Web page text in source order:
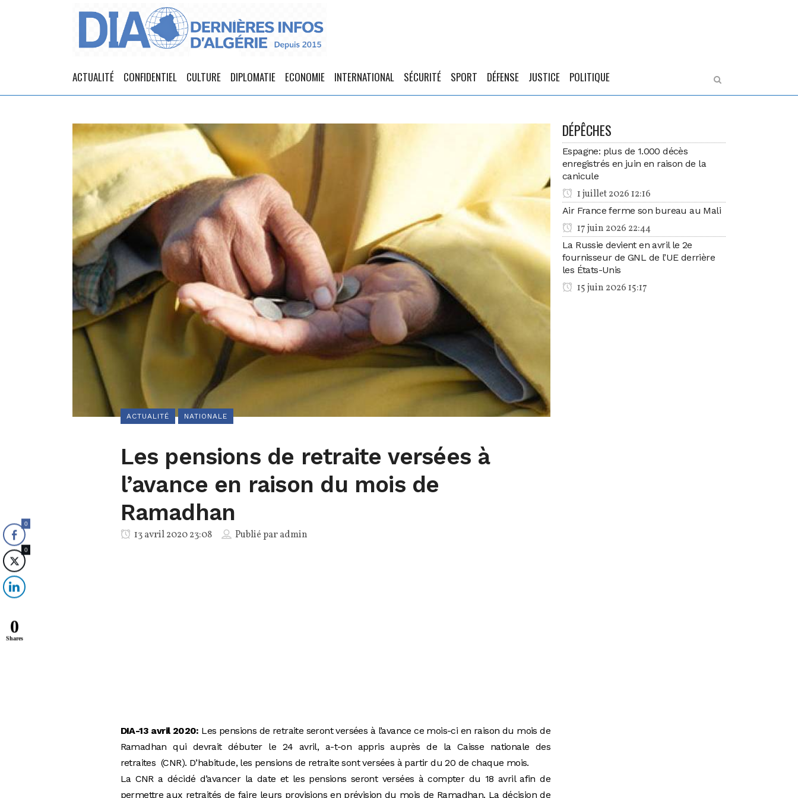
ACTUALITÉ CONFIDENTIEL CULTURE DIPLOMATIE ECONOMIE INTERNATIONAL SÉCURITÉ SPORT DÉFENSE JUSTICE POLITIQUE
ACTUALITÉ NATIONALE
Les pensions de retraite versées à
l’avance en raison du mois de
Ramadhan
13 avril 2020 23:08 Publié paradmin
DIA-13 avril 2020: Les pensions de retraite seront versées à l’avance ce mois-ci en raison du mois de
Ramadhan qui devrait débuter le 24 avril, a-t-on appris auprès de la Caisse nationale des
retraites (CNR). D’habitude, les pensions de retraite sont versées à partir du 20 de chaque mois.
La CNR a décidé d’avancer la date et les pensions seront versées à compter du 18 avril afin de
permettre aux retraités de faire leurs provisions en prévision du mois de Ramadhan. La décision de
DÉPÊCHES
Espagne: plus de 1.000 décès
enregistrés en juin en raison de la
canicule
1 juillet 2026 12:16
Air France ferme son bureau au Mali
17 juin 2026 22:44
La Russie devient en avril le 2e
fournisseur de GNL de l’UE derrière
les États-Unis
15 juin 2026 15:17
0
0
0
Shares